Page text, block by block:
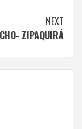
NEXT
ZIPAQUIRÁ